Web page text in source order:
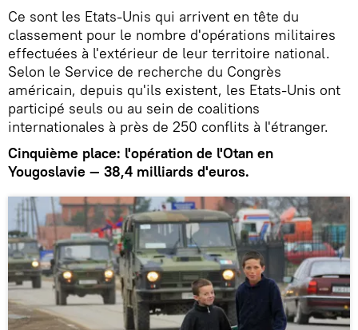
Ce sont les Etats-Unis qui arrivent en tête du
classement pour le nombre d'opérations militaires
effectuées à l'extérieur de leur territoire national.
Selon le Service de recherche du Congrès
américain, depuis qu'ils existent, les Etats-Unis ont
participé seuls ou au sein de coalitions
internationales à près de 250 conflits à l'étranger.
Cinquième place: l'opération de l'Otan en
Yougoslavie — 38,4 milliards d'euros.